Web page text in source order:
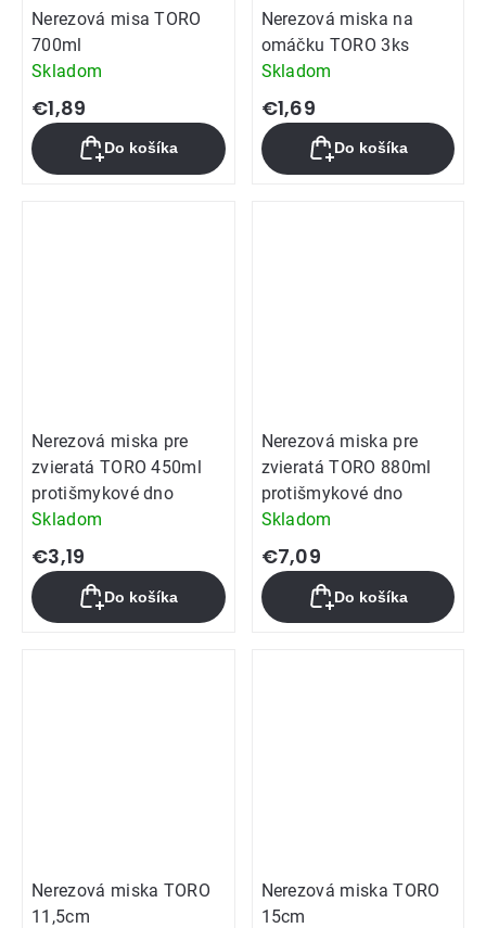
Nerezová misa TORO
700ml
Skladom
€1,89
Do košíka
Nerezová miska na
omáčku TORO 3ks
Skladom
€1,69
Do košíka
Nerezová miska pre
zvieratá TORO 450ml
protišmykové dno
Skladom
€3,19
Do košíka
Nerezová miska pre
zvieratá TORO 880ml
protišmykové dno
Skladom
€7,09
Do košíka
Nerezová miska TORO
11,5cm
Nerezová miska TORO
15cm